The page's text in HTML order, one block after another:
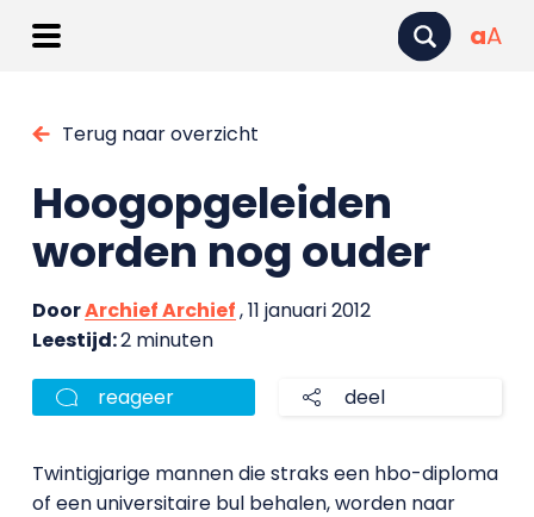
aA
Terug naar overzicht
Hoogopgeleiden
worden nog ouder
DoorArchief Archief, 11 januari 2012
Leestijd:2 minuten
reageer deel
Twintigjarige mannen die straks een hbo-diploma
of een universitaire bul behalen, worden naar